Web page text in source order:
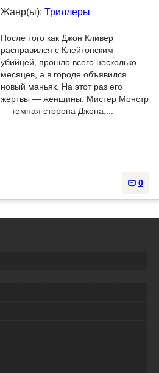
Жанр(ы): Триллеры
После того как Джон Кливер
расправился с Клейтонским
убийцей, прошло всего несколько
месяцев, а в городе объявился
новый маньяк. На этот раз его
жертвы — женщины. Мистер Монстр
— темная сторона Джона,...
0